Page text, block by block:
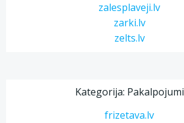
zalesplaveji.lv
zarki.lv
zelts.lv
Kategorija: Pakalpojumi
frizetava.lv